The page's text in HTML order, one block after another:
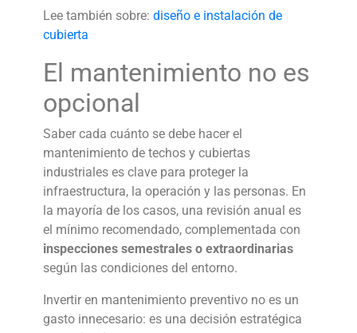
Lee también sobre:diseño e instalación de
cubierta
El mantenimiento no es
opcional
Saber cada cuánto se debe hacer el
mantenimiento de techos y cubiertas
industriales es clave para proteger la
infraestructura, la operación y las personas. En
la mayoría de los casos, una revisión anual es
el mínimo recomendado, complementada con
inspecciones semestrales o extraordinarias
según las condiciones del entorno.
Invertir en mantenimiento preventivo no es un
gasto innecesario: es una decisión estratégica